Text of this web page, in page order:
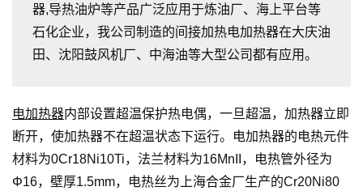
器,导热油炉等产品广泛应用于炼油厂、海上平台等
石化企业，我公司制造的间接加热电加热器在大庆油
田、沈阳鼓风机厂、中海油等大型公司都有应用。
电加热器内部设置超温保护热电偶，一旦超温，加热器立即
断开，使加热器不在超温状态下运行。电加热器的电热元件
材料为0Cr18Ni10Ti，法兰材料为16MnII，电热管外径为
Φ16，壁厚1.5mm，电热丝为上海合金厂生产的Cr20Ni80